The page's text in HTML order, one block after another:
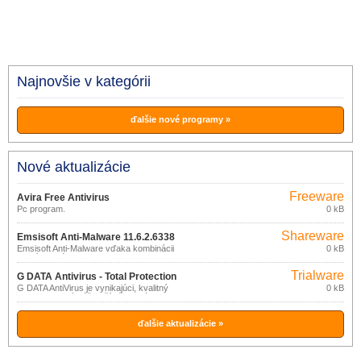
Najnovšie v kategórii
ďalšie nové programy »
Nové aktualizácie
Avira Free Antivirus
15.0.2010.2003
Pc program.
Freeware
(pro
nekomerční
účely)
0 kB
Emsisoft Anti-Malware 11.6.2.6338
Emsisoft Anti-Malware vďaka kombinácii
antivírusového a anti-malware skenera
umožňuje ochranu PC pred rôznymi
druhmi škodlivého softvéru: trójske kone,
červy, dialery, reklamný softvér,
spyware, keyloggery, rootkity a pod.
Shareware
0 kB
G DATA Antivirus - Total Protection
15.2
G DATA AntiVirus je vynikajúci, kvalitný
program, ktorý váš počítač ochráni pred
vírusmi, červami, rootkitmi, spywarom,
dialermi, trójskymi koňmi a inými
Trialware
0 kB
ďalšie aktualizácie »